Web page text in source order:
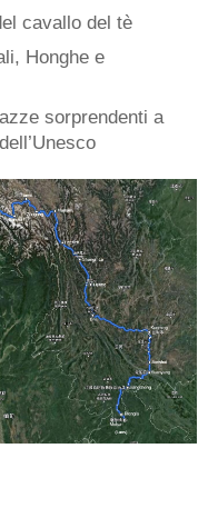
cavallo del tè
Honghe e
sorprendenti a